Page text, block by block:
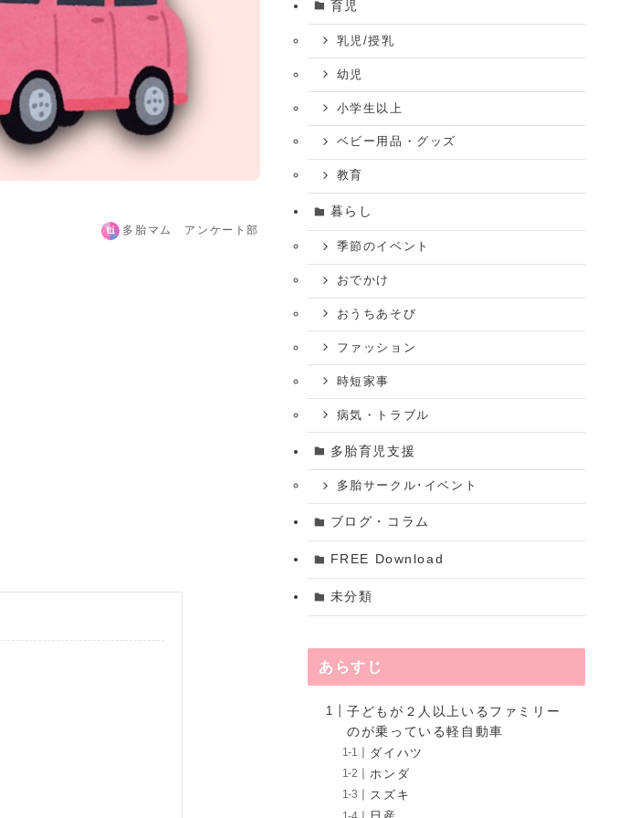
多胎マム アンケート部
育児
乳児/授乳
幼児
小学生以上
ベビー用品・グッズ
教育
暮らし
季節のイベント
おでかけ
おうちあそび
ファッション
時短家事
病気・トラブル
多胎育児支援
多胎サークル･イベント
ブログ・コラム
FREE Download
未分類
あらすじ
子どもが２人以上いるファミリー
のが乗っている軽自動車
ダイハツ
ホンダ
スズキ